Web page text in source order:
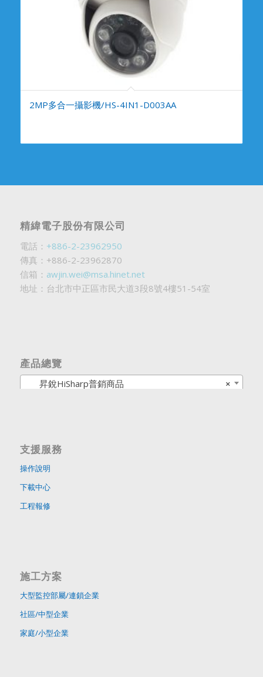
2MP多合一攝影機/HS-4IN1-D003AA
精緯電子股份有限公司
電話： +886-2-23962950
傳真：+886-2-23962870
信箱： awjin.wei@msa.hinet.net
地址：台北市中正區市民大道3段8號4樓51-54室
產品總覽
×
昇銳HiSharp普銷商品
支援服務
操作說明
下載中心
工程報修
施工方案
大型監控部屬/連鎖企業
社區/中型企業
家庭/小型企業